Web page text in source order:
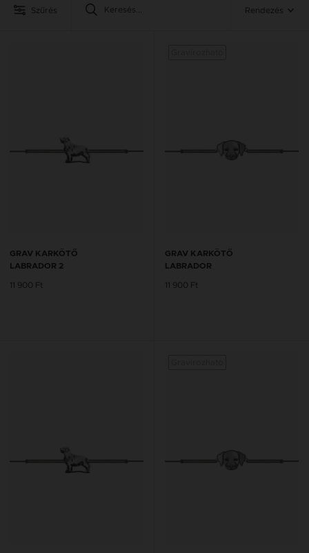
Szűrés Rendezés
GRAV KARKÖTŐ
LABRADOR 2
11 900 Ft
GRAV KARKÖTŐ
LABRADOR
11 900 Ft